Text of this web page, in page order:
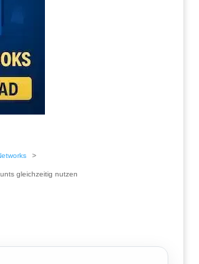
gleichzeitig nutzen